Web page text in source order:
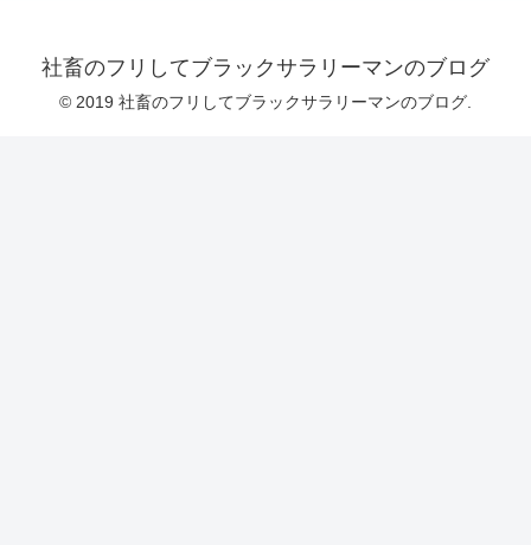
社畜のフリしてブラックサラリーマンのブログ
© 2019 社畜のフリしてブラックサラリーマンのブログ.